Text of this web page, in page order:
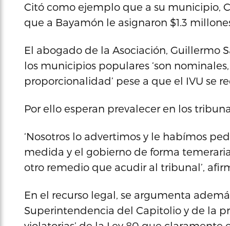
Citó como ejemplo que a su municipio,
que a Bayamón le asignaron $1.3
El abogado de la Asociación, Guillermo
los municipios populares ‘son
proporcionalidad’ pese a que el IVU se
Por ello esperan prevalecer en los
‘Nosotros lo advertimos y le habímos
medida y el gobierno de forma
otro remedio que acudir al tribunal’,
En el recurso legal, se argumenta
Superintendencia del Capitolio y de la